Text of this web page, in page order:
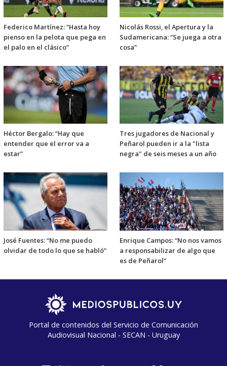
Federico Martínez: “Hasta hoy
pienso en la pelota que pega en
el palo en el clásico”
Nicolás Rossi, el Apertura y la
Sudamericana: “Se juega a otra
cosa”
Héctor Bergalo: “Hay que
entender que el error va a
estar”
Tres jugadores de Nacional y
Peñarol pueden ir a la "lista
negra" de seis meses a un año
José Fuentes: “No me puedo
olvidar de todo lo que se habló”
Enrique Campos: “No nos vamos
a responsabilizar de algo que
es de Peñarol”
Portal de contenidos del Servicio de Comunicación
Audiovisual Nacional - SECAN - Uruguay